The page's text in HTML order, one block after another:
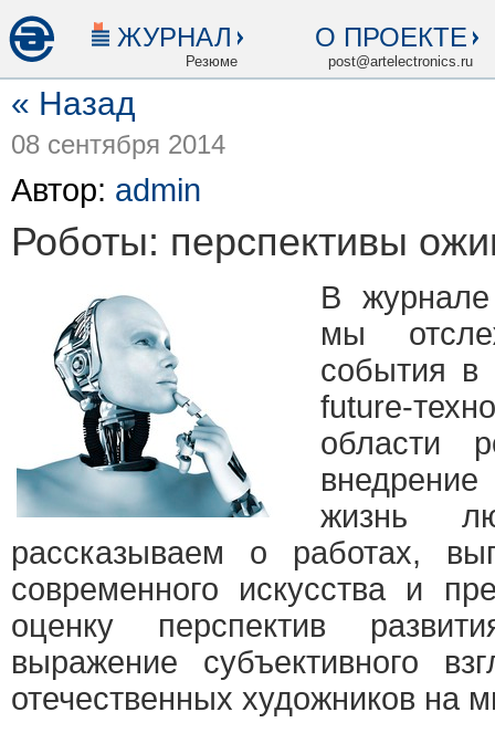
ЖУРНАЛ
Резюме
О ПРОЕКТЕ
post@artelectronics.ru
« Назад
08 сентября 2014
Автор: admin
Роботы: перспективы
В журнале
мы
события в
future-
области
жизнь
рассказываем о работах,
современного искусства и
оценку перспектив
выражение субъективного
отечественных художников на